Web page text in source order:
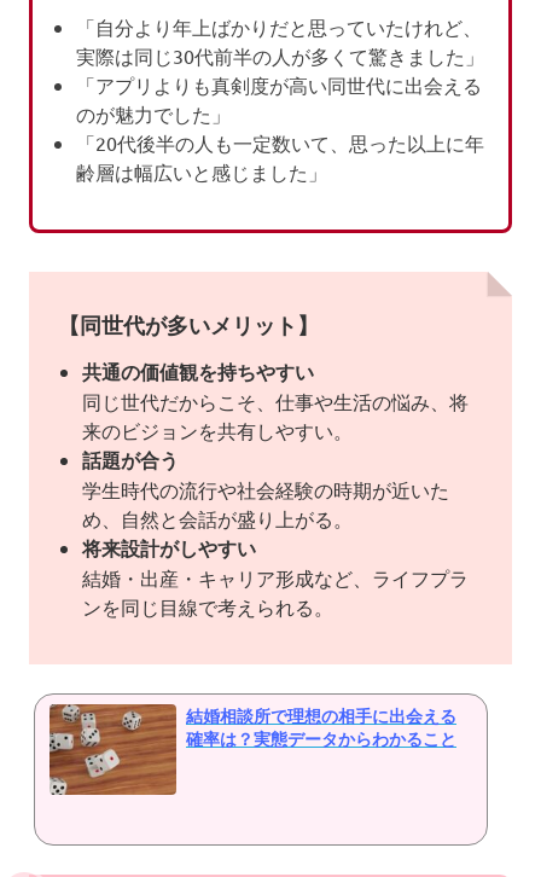
「自分より年上ばかりだと思っていたけれど、
実際は同じ30代前半の人が多くて驚きました」
「アプリよりも真剣度が高い同世代に出会える
のが魅力でした」
「20代後半の人も一定数いて、思った以上に年
齢層は幅広いと感じました」
【同世代が多いメリット】
共通の価値観を持ちやすい
同じ世代だからこそ、仕事や生活の悩み、将
来のビジョンを共有しやすい。
話題が合う
学生時代の流行や社会経験の時期が近いた
め、自然と会話が盛り上がる。
将来設計がしやすい
結婚・出産・キャリア形成など、ライフプラ
ンを同じ目線で考えられる。
結婚相談所で理想の相手に出会える
確率は？実態データからわかること